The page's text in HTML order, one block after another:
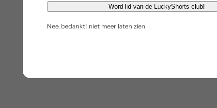
E
m
Word lid van de LuckyShorts club!
Nee, bedankt! niet meer laten zien